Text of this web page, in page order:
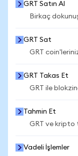
GRT Satın Al
Birkaç
GRT Sat
GRT
GRT Takas Et
GRT ile
Tahmin Et
GRT ve kripto
Vadeli İşlemler